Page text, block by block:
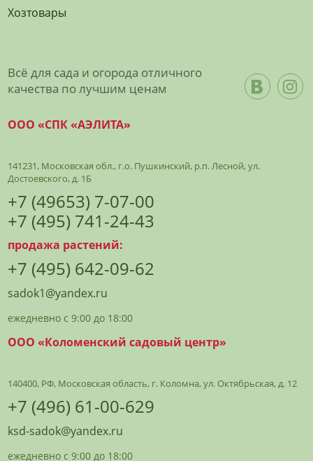
Хозтовары
Всё для сада и огорода отличного
качества по лучшим ценам
ООО «СПК «АЭЛИТА»
141231, Московская обл., г.о. Пушкинский, р.п. Лесной, ул.
Достоевского, д. 1Б
+7 (49653) 7-07-00
+7 (495) 741-24-43
продажа растений:
+7 (495) 642-09-62
sadok1@yandex.ru
ежедневно с 9:00 до 18:00
ООО «Коломенский садовый центр»
140400, РФ, Московская область, г. Коломна, ул. Октябрьская, д. 12
+7 (496) 61-00-629
ksd-sadok@yandex.ru
ежедневно с 9:00 до 18:00